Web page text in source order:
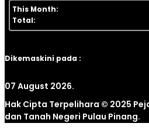
This Month:
Total:
Dikemaskini pada :
07 August 2026.
Hak Cipta Terpelihara © 2025
dan Tanah Negeri Pulau Pinang.